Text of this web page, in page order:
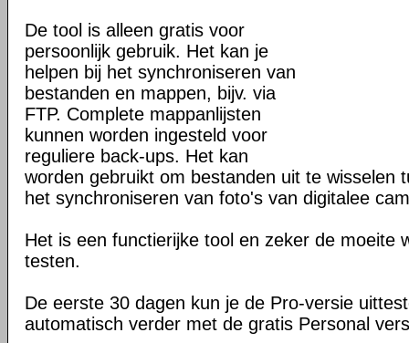
De tool is alleen gratis voor
persoonlijk gebruik. Het kan je
helpen bij het synchroniseren van
bestanden en mappen, bijv. via
FTP. Complete mappanlijsten
kunnen worden ingesteld voor
reguliere back-ups. Het kan
worden gebruikt om bestanden uit te wisselen
het synchroniseren van foto's van digitalee
Het is een functierijke tool en zeker de moeite
testen.
De eerste 30 dagen kun je de Pro-versie
automatisch verder met de gratis Personal